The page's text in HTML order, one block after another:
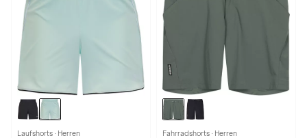
Laufshorts · Herren Fahrradshorts · Herren